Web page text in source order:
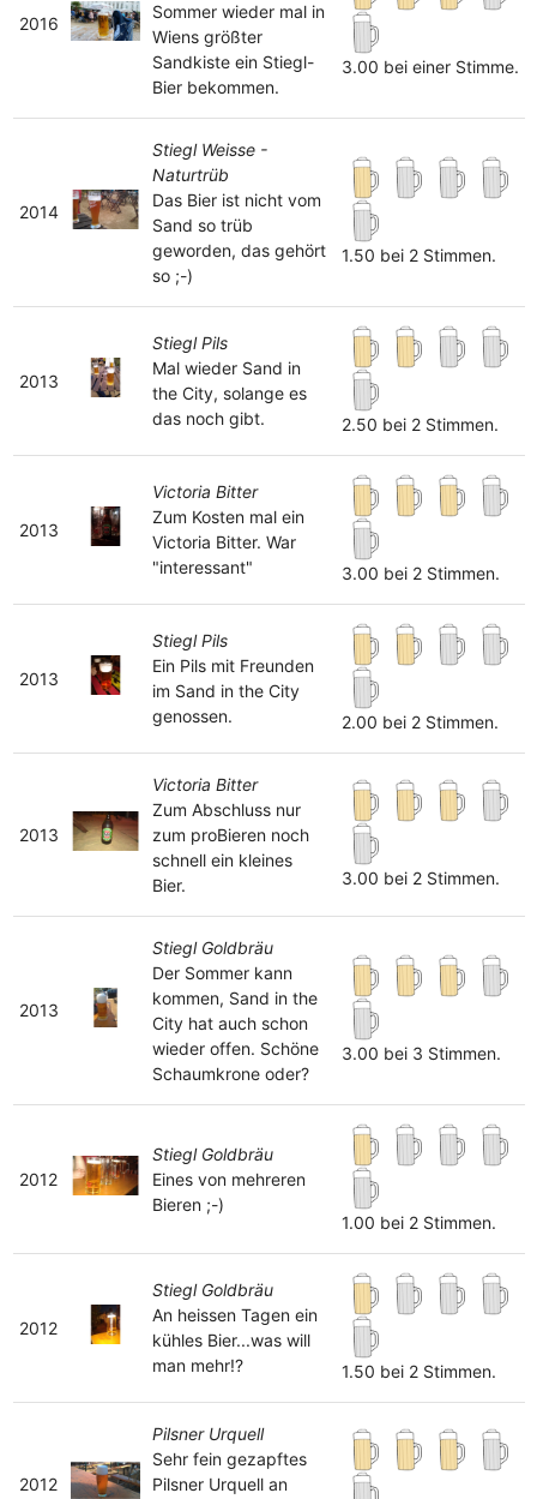
2016
Sommer wieder mal in
Wiens größter
Sandkiste ein Stiegl-
Bier bekommen.
3.00 bei einer Stimme.
2014
Stiegl Weisse -
Naturtrüb
Das Bier ist nicht vom
Sand so trüb
geworden, das gehört
so ;-)
1.50 bei 2 Stimmen.
2013
Stiegl Pils
Mal wieder Sand in
the City, solange es
das noch gibt.
2.50 bei 2 Stimmen.
2013
Victoria Bitter
Zum Kosten mal ein
Victoria Bitter. War
"interessant"
3.00 bei 2 Stimmen.
2013
Stiegl Pils
Ein Pils mit Freunden
im Sand in the City
genossen.
2.00 bei 2 Stimmen.
2013
Victoria Bitter
Zum Abschluss nur
zum proBieren noch
schnell ein kleines
Bier.
3.00 bei 2 Stimmen.
2013
Stiegl Goldbräu
Der Sommer kann
kommen, Sand in the
City hat auch schon
wieder offen. Schöne
Schaumkrone oder?
3.00 bei 3 Stimmen.
2012
Stiegl Goldbräu
Eines von mehreren
Bieren ;-)
1.00 bei 2 Stimmen.
2012
Stiegl Goldbräu
An heissen Tagen ein
kühles Bier...was will
man mehr!?
1.50 bei 2 Stimmen.
2012
Pilsner Urquell
Sehr fein gezapftes
Pilsner Urquell an